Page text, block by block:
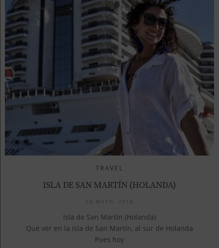
TRAVEL
ISLA DE SAN MARTÍN (HOLANDA)
28 MAYO, 2018
Isla de San Martín (Holanda)
Qué ver en la isla de San Martín, al sur de Holanda
Pues hoy